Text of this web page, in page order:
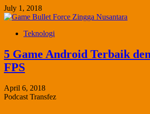
July 1, 2018
Teknologi
5 Game Android Terbaik
FPS
April 6, 2018
Podcast Transfez